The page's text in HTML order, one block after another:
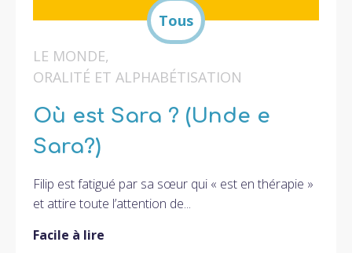
LE MONDE,
ORALITÉ ET ALPHABÉTISATION
Où est Sara ? (Unde e
Sara?)
Filip est fatigué par sa sœur qui « est en thérapie »
et attire toute l’attention de...
Facile à lire